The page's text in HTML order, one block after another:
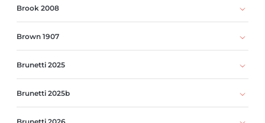
Brook 2008
Brown 1907
Brunetti 2025
Brunetti 2025b